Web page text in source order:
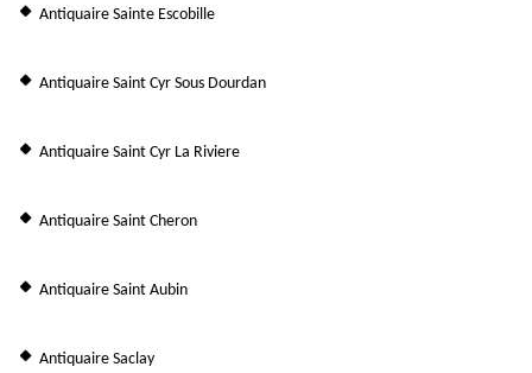
Antiquaire Sainte Escobille
Antiquaire Saint Cyr Sous Dourdan
Antiquaire Saint Cyr La Riviere
Antiquaire Saint Cheron
Antiquaire Saint Aubin
Antiquaire Saclay